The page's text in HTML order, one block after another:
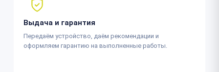
Выдача и гарантия
Передаём устройство, даём рекомендации и
оформляем гарантию на выполненные работы.